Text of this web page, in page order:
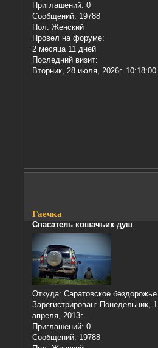
Приглашений: 0
Сообщений: 19788
Пол: Женский
Провел на форуме:
2 месяца 11 дней
Последний визит:
Вторник, 28 июля, 2026г. 10:18:00
Гаечка
Спасатель кошачьих душ
Откуда: Саратовское бездорожье
Зарегистрирован: Понедельник, 1
апреля, 2013г.
Приглашений: 0
Сообщений: 19788